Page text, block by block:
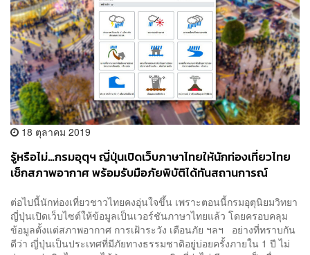
18 ตุลาคม 2019
รู้หรือไม่…กรมอุตุฯ ญี่ปุ่นเปิดเว็บภาษาไทยให้นักท่องเที่ยวไทย
เช็กสภาพอากาศ พร้อมรับมือภัยพิบัติได้ทันสถานการณ์
ต่อไปนี้นักท่องเที่ยวชาวไทยคงอุ่นใจขึ้น เพราะตอนนี้กรมอุตุนิยมวิทยา
ญี่ปุ่นเปิดเว็บไซต์ให้ข้อมูลเป็นเวอร์ชันภาษาไทยแล้ว โดยครอบคลุม
ข้อมูลตั้งแต่สภาพอากาศ การเฝ้าระวัง เตือนภัย ฯลฯ อย่างที่ทราบกัน
ดีว่า ญี่ปุ่นเป็นประเทศที่มีภัยทางธรรมชาติอยู่บ่อยครั้งภายใน 1 ปี ไม่